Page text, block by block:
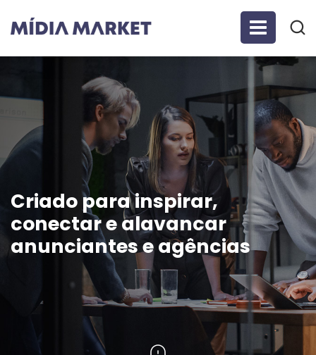
Criado para inspirar,
conectar e alavancar
anunciantes e agências